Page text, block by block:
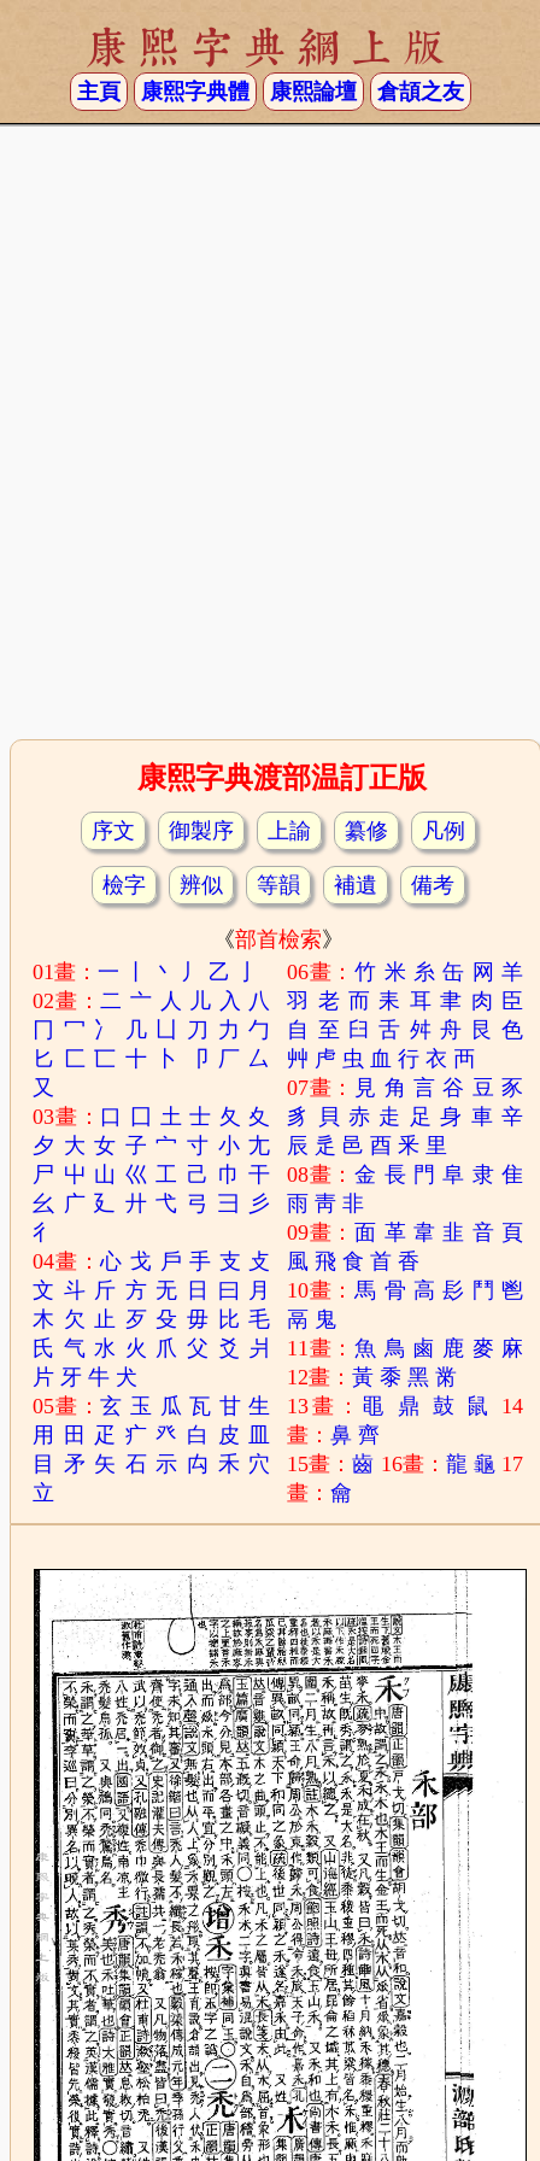
康熙字典網上版
主頁 康熙字典體 康熙論壇 倉頡之友
康熙字典渡部温訂正版
序文 御製序 上諭 纂修 凡例
檢字 辨似 等韻 補遺 備考
《部首檢索》
01畫：一 丶 丿 乙
02畫：二 亠 人 儿 入 八
冂 冖 冫 几 凵 刀 力 勹
匕 匚 匸 十 卜 卩 厂 厶
又
03畫： 口 囗 土 士 夂 夊
夕 大 女 子 宀 寸 小 尢
尸 屮 山 巛 工 己 巾 干
幺 广 廴 廾 弋 弓 彐
彡
彳
04畫：心 戈 戶 手 支 攴
文 斗 斤 方 无 日 曰 月
木 欠 止 歹 殳 毋 比 毛
氏 气 水 火 爪 父 爻 爿
片 牙 牛 犬
05畫：玄 玉 瓜 瓦 甘 生
用
田 疋 疒 癶 白 皮
目
矛 矢 石 示 禸 禾 穴
立
06畫：竹 米 糸 缶 网 羊
羽 老 而 耒 耳 聿 肉 臣
自 至 臼 舌 舛 舟 艮 色
艸 虍 虫 血 行 衣 襾
07畫： 見 角 言 谷 豆 豕
豸
貝 赤 走 足 身 車 辛
辰 辵 邑 酉 釆 里
08畫：金 長 門 阜 隶 隹
雨 靑 非
09畫： 面 革 韋 韭 音 頁
風 飛 食 首 香
10畫：馬 骨 高 髟 鬥 鬯
鬲 鬼
11畫：魚 鳥 鹵 鹿 麥 麻
12畫：黃 黍 黑 黹
13畫： 黽 鼎 鼓 鼠
14
畫：鼻 齊
15畫：齒 16畫： 龍 龜 17
畫：龠